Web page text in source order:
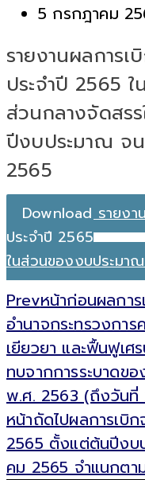
5 กรกฎาคม
รายงานผลการ
ประจำปี 2565
ส่วนกลางจัดสร
ปีงบประมาณ จ
2565
Download รายงา
ประจำปี 2565
ในส่วนของงบประมา
Prevหน้าก่อนผลกา
อำนาจกระทรวงกา
เยียวยา และฟื้นฟูเศ
ทบจากการระบาดขอ
พ.ศ. 2563 (ถึงวันที่
หน้าถัดไปผลการเบิ
2565 ตั้งแต่ต้นปีงบ
คม 2565 จำแนกตา